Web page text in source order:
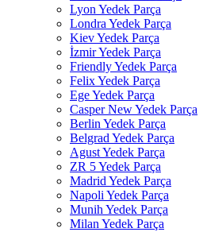
Lyon Yedek Parça
Londra Yedek Parça
Kiev Yedek Parça
İzmir Yedek Parça
Friendly Yedek Parça
Felix Yedek Parça
Ege Yedek Parça
Casper New Yedek Parça
Berlin Yedek Parça
Belgrad Yedek Parça
Agust Yedek Parça
ZR 5 Yedek Parça
Madrid Yedek Parça
Napoli Yedek Parça
Munih Yedek Parça
Milan Yedek Parça